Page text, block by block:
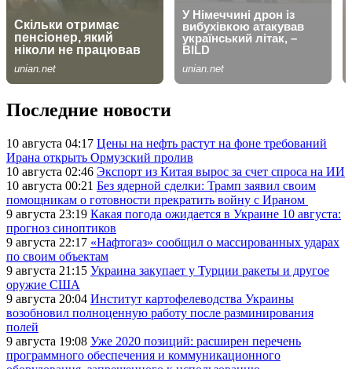
Последние новости
10 августа 04:17 Цены на нефть растут на фоне требований
Ирана открыть Ормузский пролив
10 августа 02:46 Экспорт из Китая вырос за счет спроса на ИИ
10 августа 00:21 Без ядерной сделки: Трамп заявил своим
помощникам о готовности прекратить войну с Ираном
9 августа 23:19 Какая погода ожидается в Украине 10 августа:
прогноз синоптиков
9 августа 22:17 «Нафтогаз» сообщил о массированных ударах
по своим объектам
9 августа 21:15 Украина закупает у Турции ракеты и другое
оружие США
9 августа 20:04 Институт картофелеводства Украины
возобновил полноценную работу после разминирования
полей
9 августа 19:08 Уже 2020 позиций: расширен перечень
программного обеспечения и коммуникационного